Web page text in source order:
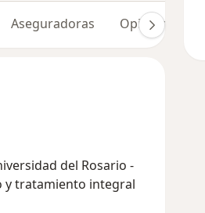
Aseguradoras Opiniones (228)
del Rosario -
y tratamiento integral